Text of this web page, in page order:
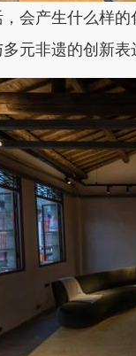
会产生什么样
元非遗的创新表